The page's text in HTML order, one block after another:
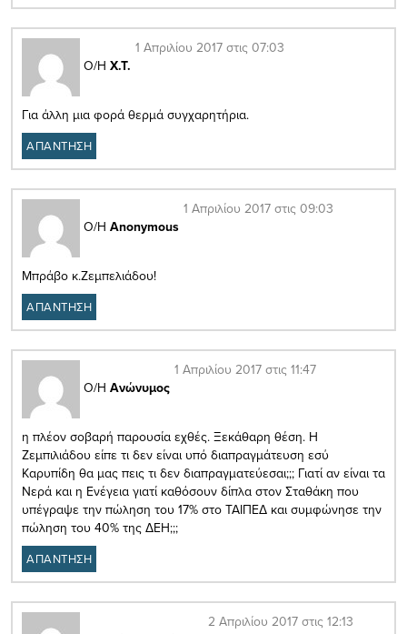
Ο/Η Χ.Τ.
1 Απριλίου 2017 στις 07:03
Για άλλη μια φορά θερμά συγχαρητήρια.
ΑΠΑΝΤΗΣΗ
Ο/Η Anonymous
1 Απριλίου 2017 στις 09:03
Μπράβο κ.Ζεμπελιάδου!
ΑΠΑΝΤΗΣΗ
Ο/Η Ανώνυμος
1 Απριλίου 2017 στις 11:47
η πλέον σοβαρή παρουσία εχθές. Ξεκάθαρη θέση. Η
Ζεμπιλιάδου είπε τι δεν είναι υπό διαπραγμάτευση εσύ
Καρυπίδη θα μας πεις τι δεν διαπραγματεύεσαι;;; Γιατί αν είναι τα
Νερά και η Ενέγεια γιατί καθόσουν δίπλα στον Σταθάκη που
υπέγραψε την πώληση του 17% στο ΤΑΙΠΕΔ και συμφώνησε την
πώληση του 40% της ΔΕΗ;;;
ΑΠΑΝΤΗΣΗ
2 Απριλίου 2017 στις 12:13